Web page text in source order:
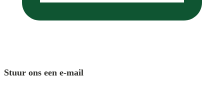
Stuur ons een e-mail